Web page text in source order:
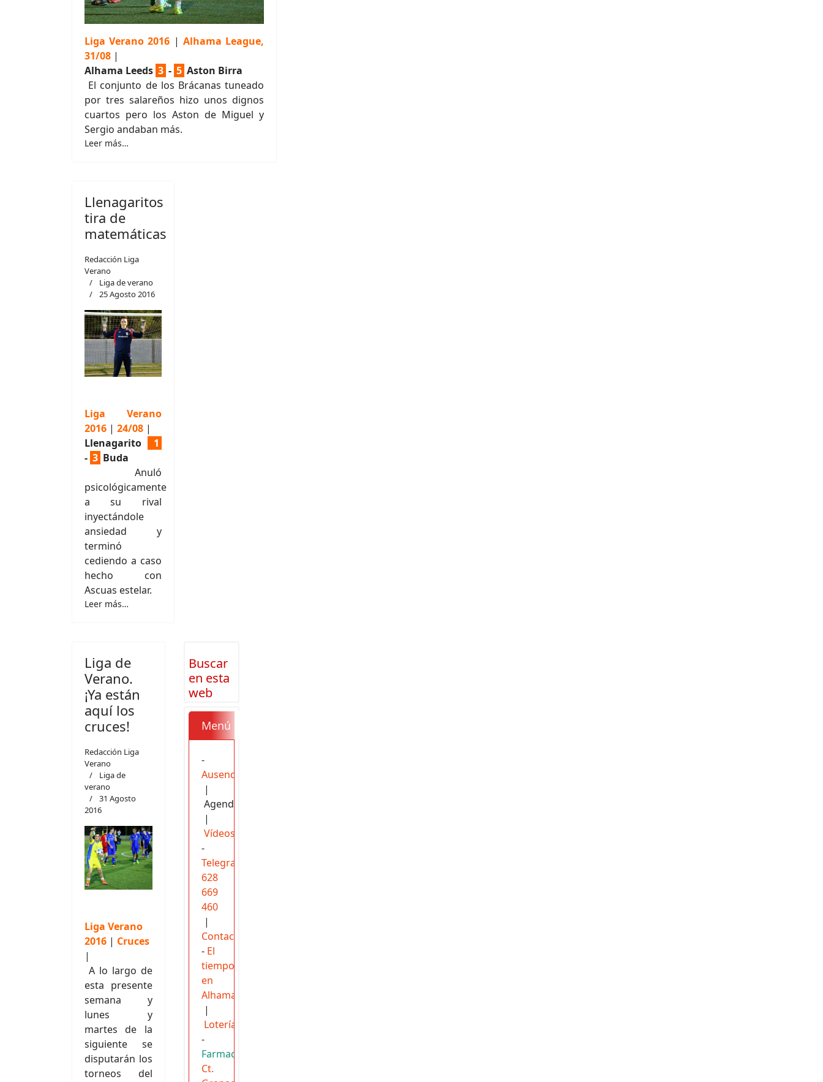
Liga Verano 2016 | Alhama League,
31/08 |
Alhama Leeds 3 - 5 Aston Birra
El conjunto de los Brácanas tuneado
por tres salareños hizo unos dignos
cuartos pero los Aston de Miguel y
Sergio andaban más.
Leer más…
Llenagaritos
tira de
matemáticas
Redacción Liga
Verano
Liga de verano
25 Agosto 2016
Liga Verano
2016 | 24/08 |
Llenagarito
1
- 3 Buda
Anuló
psicológicamente
a su rival
inyectándole
ansiedad y
terminó
cediendo a caso
hecho con
Ascuas estelar.
Leer más…
Liga de
Verano.
¡Ya están
aquí los
cruces!
Redacción Liga
Verano
Liga de
verano
31 Agosto
2016
Liga Verano
2016 | Cruces
|
A lo largo de
esta presente
semana y
lunes y
martes de la
siguiente se
disputarán los
torneos del
Buscar
en esta
web
Menú
-
Ausencias
|
Agenda
|
Vídeos
-
Telegram
628
669
460
|
Contactar
- El
tiempo
en
Alhama
|
Loterías
-
Farmacias:
Ct.